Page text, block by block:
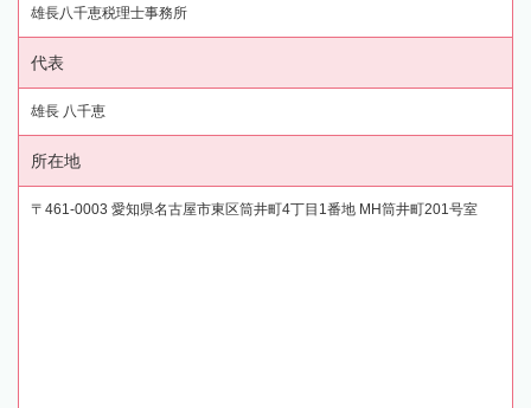
雄長八千恵税理士事務所
代表
雄長 八千恵
所在地
〒461-0003 愛知県名古屋市東区筒井町4丁目1番地 MH筒井町201号室